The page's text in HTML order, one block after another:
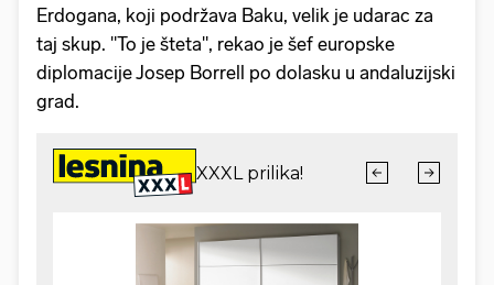
Erdogana, koji podržava Baku, velik je udarac za
taj skup. "To je šteta", rekao je šef europske
diplomacije Josep Borrell po dolasku u andaluzijski
grad.